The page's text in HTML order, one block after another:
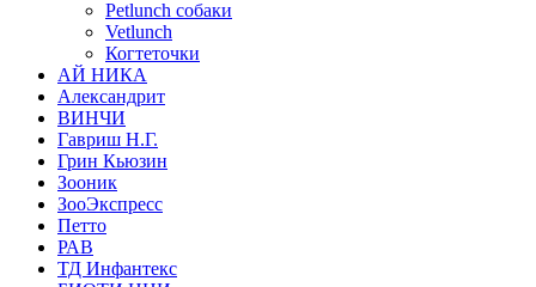
Petlunch собаки
Vetlunch
Когтеточки
АЙ НИКА
Александрит
ВИНЧИ
Гавриш Н.Г.
Грин Кьюзин
Зооник
ЗооЭкспресс
Петто
РАВ
ТД Инфантекс